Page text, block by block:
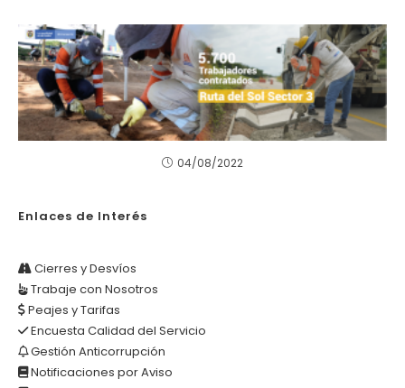
04/08/2022
Enlaces de Interés
Cierres y Desvíos
Trabaje con Nosotros
Peajes y Tarifas
Encuesta Calidad del Servicio
Gestión Anticorrupción
Notificaciones por Aviso